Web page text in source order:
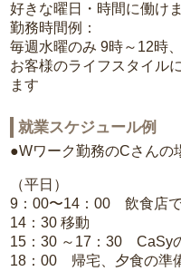
好きな曜日・時間に働け
勤務時間例：
毎週水曜のみ 9時～12時
お客様のライフスタイル
ます
就業スケジュール例
●Wワーク勤務のCさんの
（平日）
9：00〜14：00 飲食店
14：30 移動
15：30 ～17：30 CaSy
18：00 帰宅、夕食の準